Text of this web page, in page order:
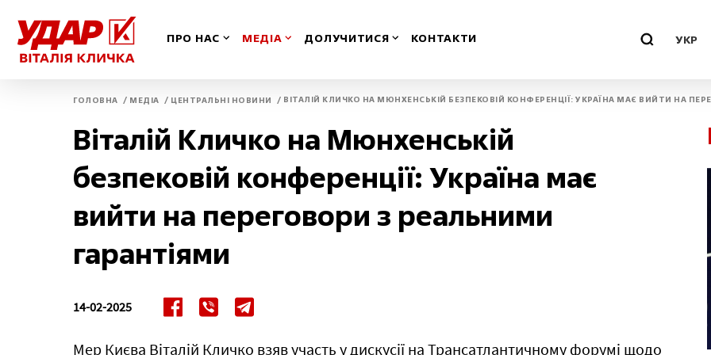
ПРО НАС МЕДІА ДОЛУЧИТИСЯ КОНТАКТИ УКР
Вінницька
Волинська
Дніпропетровська
Донецька
Житомирська
Івано-Франківська
Київська
Полтавська
ГОЛОВНА / МЕДІА / ЦЕНТРАЛЬНІ НОВИНИ / ВІТАЛІЙ КЛИЧКО НА МЮНХЕНСЬКІЙ БЕЗПЕКОВІЙ КОНФЕРЕНЦІЇ: УКРАЇНА МАЄ ВИЙТИ НА
Віталій Кличко на Мюнхенській
безпековій конференції: Україна має
вийти на переговори з реальними
гарантіями
14-02-2025
Мер Києва Віталій Кличко взяв участь у дискусії на Трансатлантичному форумі щодо